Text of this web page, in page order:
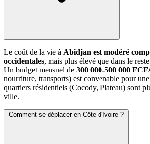
Le coût de la vie à Abidjan est modéré
occidentales, mais plus élevé que dans le
Un budget mensuel de 300 000-500 000
nourriture, transports) est convenable pour
quartiers résidentiels (Cocody, Plateau) sont
ville.
Comment se déplacer en Côte d'Ivoire ?